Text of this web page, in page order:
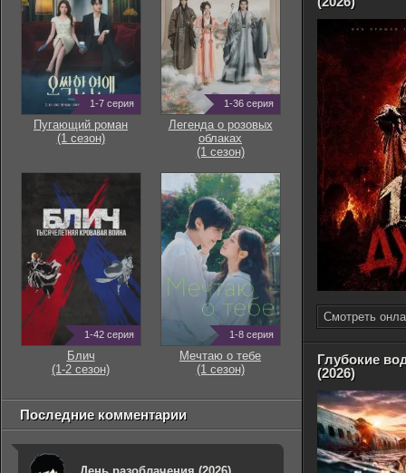
Смотреть
Глубокие
(2026)
1-7 серия
Пугающий роман
(1 сезон)
1-36 серия
Легенда о розовых
облаках
(1 сезон)
1-42 серия
Блич
(1-2 сезон)
1-8 серия
Мечтаю о тебе
(1 сезон)
Последние комментарии
День разоблачения (2026)